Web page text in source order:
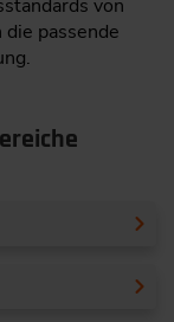
von
passende